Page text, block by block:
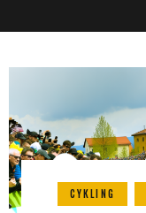
CYKLING